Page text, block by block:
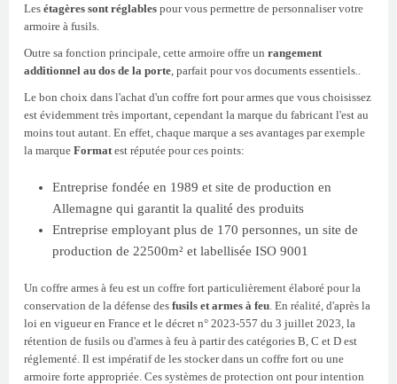
Les étagères sont réglables pour vous permettre de personnaliser votre
armoire à fusils.
Outre sa fonction principale, cette armoire offre un rangement
additionnel au dos de la porte , parfait pour vos documents essentiels..
Le bon choix dans l'achat d'un coffre fort pour armes que vous choisissez
est évidemment très important, cependant la marque du fabricant l'est au
moins tout autant. En effet, chaque marque a ses avantages par exemple
la marque Format est réputée pour ces points:
Entreprise fondée en 1989 et site de production en
Allemagne qui garantit la qualité des produits
Entreprise employant plus de 170 personnes, un site de
production de 22500m² et labellisée ISO 9001
Un coffre armes à feu est un coffre fort particulièrement élaboré pour la
conservation de la défense des fusils et armes à feu . En réalité, d'après la
loi en vigueur en France et le décret n° 2023-557 du 3 juillet 2023, la
rétention de fusils ou d'armes à feu à partir des catégories B, C et D est
réglementé. Il est impératif de les stocker dans un coffre fort ou une
armoire forte appropriée. Ces systèmes de protection ont pour intention